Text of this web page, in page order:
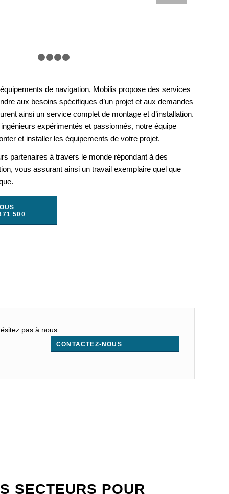
de navigation, Mobilis propose des services
aux besoins spécifiques d’un projet et aux demandes
ainsi un service complet de montage et d’installation.
expérimentés et passionnés, notre équipe
et installer les équipements de votre projet.
partenaires à travers le monde répondant à des
vous assurant ainsi un travail exemplaire quel que
500
pas à nous
CONTACTEZ-NOUS
SECTEURS POUR